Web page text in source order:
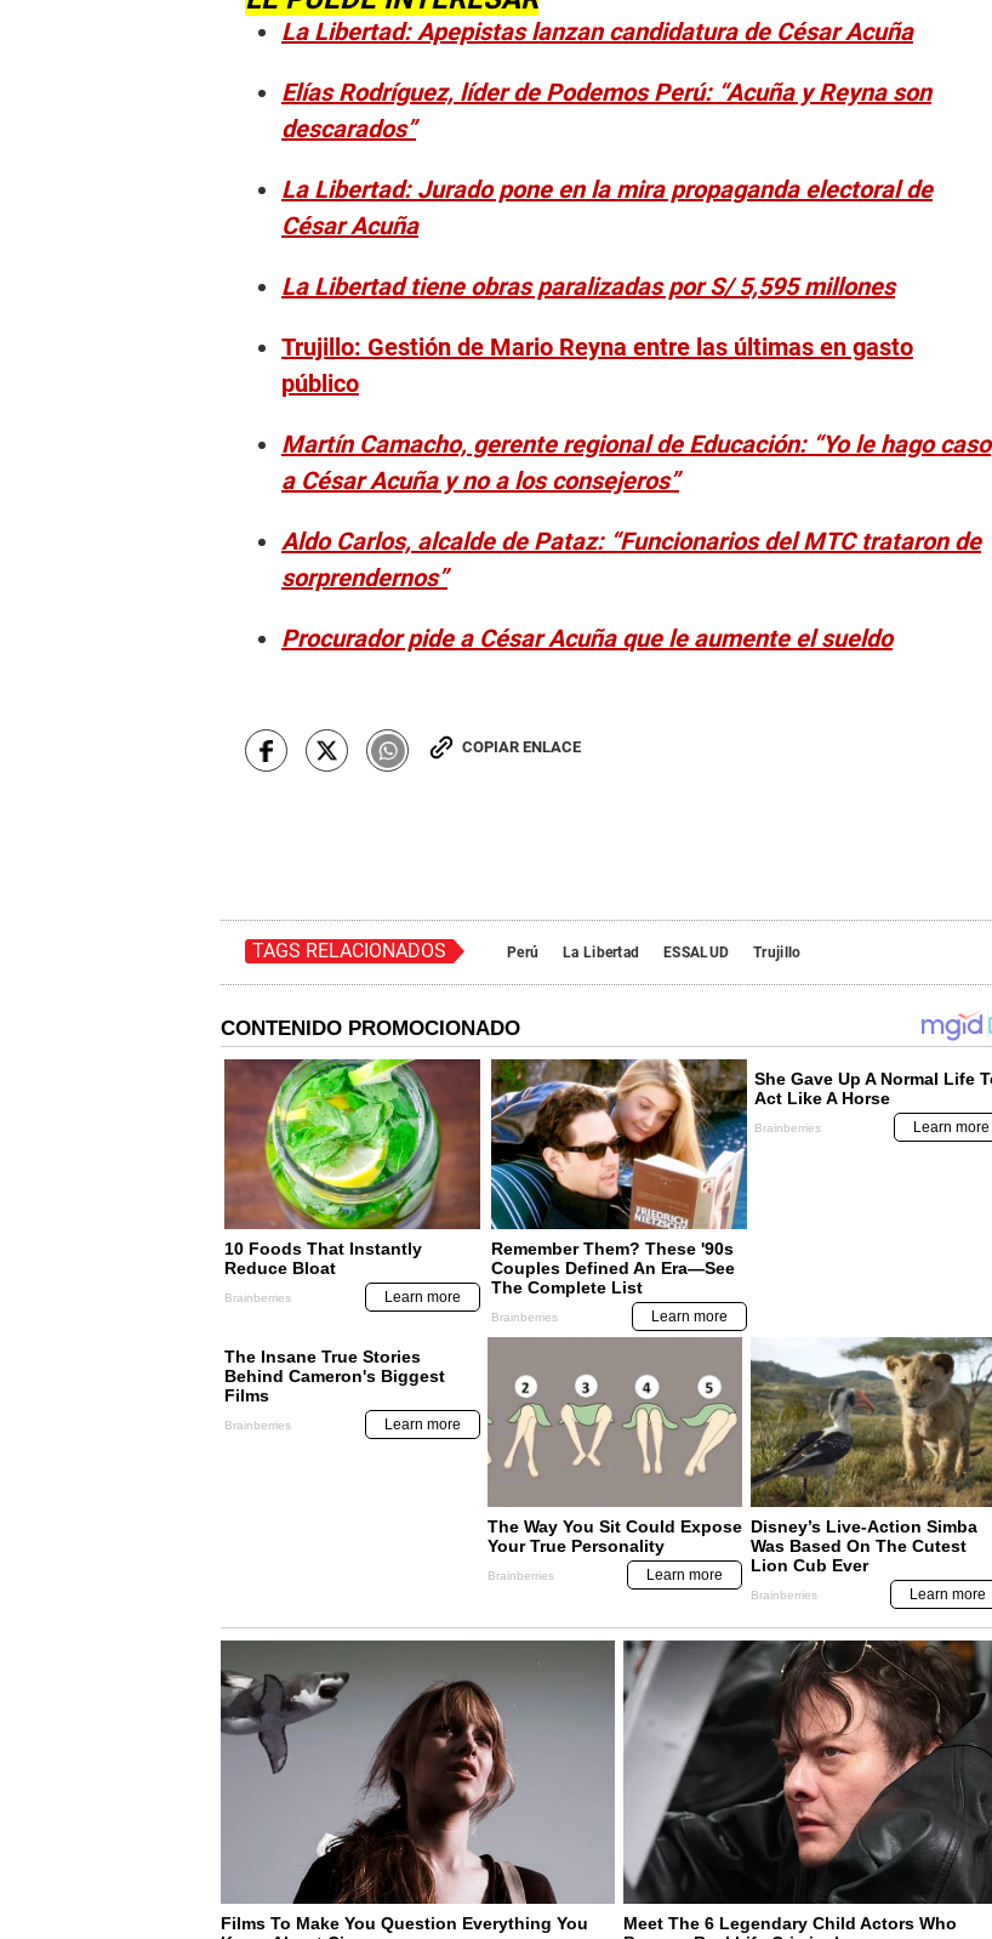
La Libertad: Apepistas lanzan candidatura de César Acuña
Elías Rodríguez, líder de Podemos Perú: “Acuña y Reyna son
descarados”
La Libertad: Jurado pone en la mira propaganda electoral de
César Acuña
La Libertad tiene obras paralizadas por S/ 5,595 millones
Trujillo: Gestión de Mario Reyna entre las últimas en gasto
público
Martín Camacho, gerente regional de Educación: “Yo le hago caso
a César Acuña y no a los consejeros”
Aldo Carlos, alcalde de Pataz: “Funcionarios del MTC trataron de
sorprendernos”
Procurador pide a César Acuña que le aumente el sueldo
COPIAR ENLACE
TAGS RELACIONADOS Perú La Libertad ESSALUD Trujillo